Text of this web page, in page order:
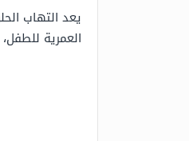
يعد التهاب
العمرية